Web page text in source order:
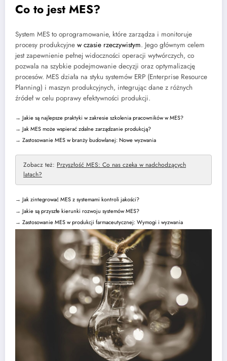
Co to jest MES?
System MES to oprogramowanie, które zarządza i monitoruje
procesy produkcyjne w czasie rzeczywistym. Jego głównym celem
jest zapewnienie pełnej widoczności operacji wytwórczych, co
pozwala na szybkie podejmowanie decyzji oraz optymalizację
procesów. MES działa na styku systemów ERP (Enterprise Resource
Planning) i maszyn produkcyjnych, integrując dane z różnych
źródeł w celu poprawy efektywności produkcji.
→ Jakie są najlepsze praktyki w zakresie szkolenia pracowników w MES?
→ Jak MES może wspierać zdalne zarządzanie produkcją?
→ Zastosowanie MES w branży budowlanej: Nowe wyzwania
Zobacz też: Przyszłość MES: Co nas czeka w nadchodzących
latach?
→ Jak zintegrować MES z systemami kontroli jakości?
→ Jakie są przyszłe kierunki rozwoju systemów MES?
→ Zastosowanie MES w produkcji farmaceutycznej: Wymogi i wyzwania